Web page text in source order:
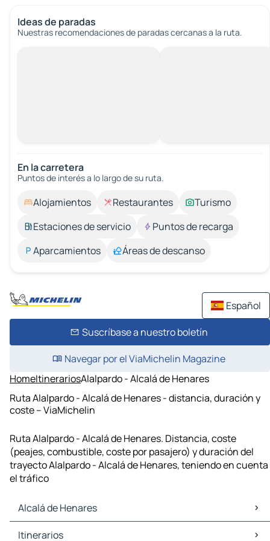
Ideas de paradas
Nuestras recomendaciones de paradas cercanas a la ruta.
En la carretera
Puntos de interés a lo largo de su ruta.
Alojamientos Restaurantes
Turismo
Estaciones de servicio
Puntos de recarga
Aparcamientos
Áreas de descanso
Español
Suscríbase a nuestro boletín
Navegar por el ViaMichelin Magazine
HomeItinerariosAlalpardo - Alcalá de Henares
Ruta Alalpardo - Alcalá de Henares - distancia, duración y
coste – ViaMichelin
Ruta Alalpardo - Alcalá de Henares. Distancia, coste
(peajes, combustible, coste por pasajero) y duración del
trayecto Alalpardo - Alcalá de Henares, teniendo en cuenta
el tráfico
Alcalá de Henares
Alcalá de Henares Mapas Planos
Itinerarios